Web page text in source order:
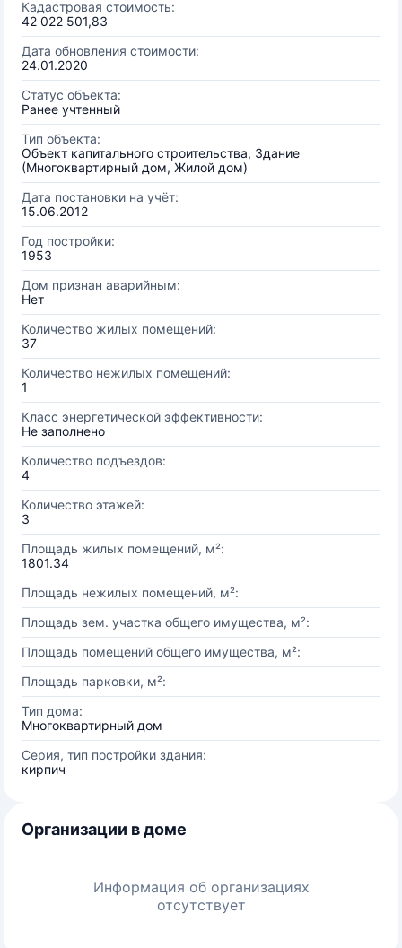
Кадастровая стоимость:
42 022 501,83
Дата обновления стоимости:
24.01.2020
Статус объекта:
Ранее учтенный
Тип объекта:
Объект капитального строительства, Здание
(Многоквартирный дом, Жилой дом)
Дата постановки на учёт:
15.06.2012
Год постройки:
1953
Дом признан аварийным:
Нет
Количество жилых помещений:
37
Количество нежилых помещений:
1
Класс энергетической эффективности:
Не заполнено
Количество подъездов:
4
Количество этажей:
3
Площадь жилых помещений, м²:
1801.34
Площадь нежилых помещений, м²:
Площадь зем. участка общего имущества, м²:
Площадь помещений общего имущества, м²:
Площадь парковки, м²:
Тип дома:
Многоквартирный дом
Серия, тип постройки здания:
кирпич
Организации в доме
Информация об организациях
отсутствует